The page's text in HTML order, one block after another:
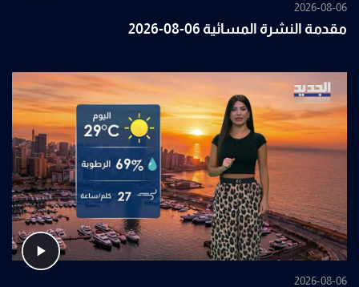
2026-08-06
مقدمة النشرة المسائية 06-08-2026
2026-08-06